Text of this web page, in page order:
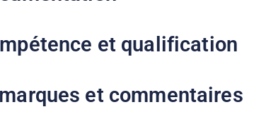
et qualification
et commentaires